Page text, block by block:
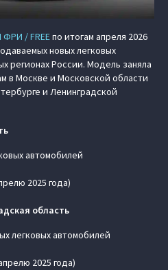
ФРИ / FREEпо итогам апреля 2026
новых легковых
регионах России. Модель заняла
в Москве и Московской области
и Ленинградской
автомобилей
2025 года)
область
легковых автомобилей
2025 года)